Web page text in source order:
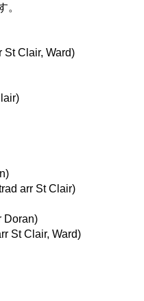
。
St Clair, Ward)
arr St Clair)
Doran)
St Clair, Ward)